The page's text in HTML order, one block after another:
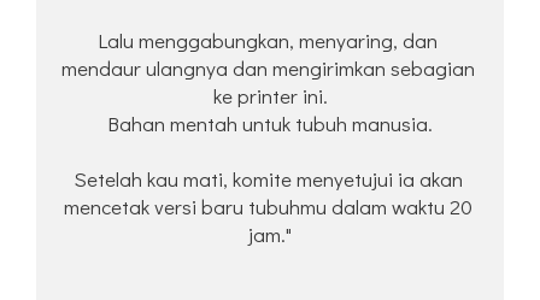
Lalu menggabungkan, menyaring, dan
mendaur ulangnya dan mengirimkan sebagian
ke printer ini.
Bahan mentah untuk tubuh manusia.
Setelah kau mati, komite menyetujui ia akan
mencetak versi baru tubuhmu dalam waktu 20
jam."